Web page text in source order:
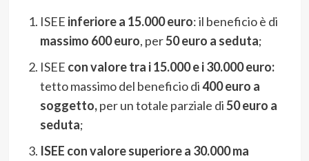
ISEE inferiore a 15.000 euro: il beneficio è di
massimo 600 euro, per50 euro a seduta;
ISEE con valore tra i 15.000 e i 30.000 euro:
tetto massimo del beneficio di400 euro a
soggetto,per un totale parziale di50 euro a
seduta;
ISEE con valore superiore a 30.000 ma